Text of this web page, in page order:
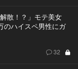
散！？」モテ美女
のハイスペ男性にガ
32